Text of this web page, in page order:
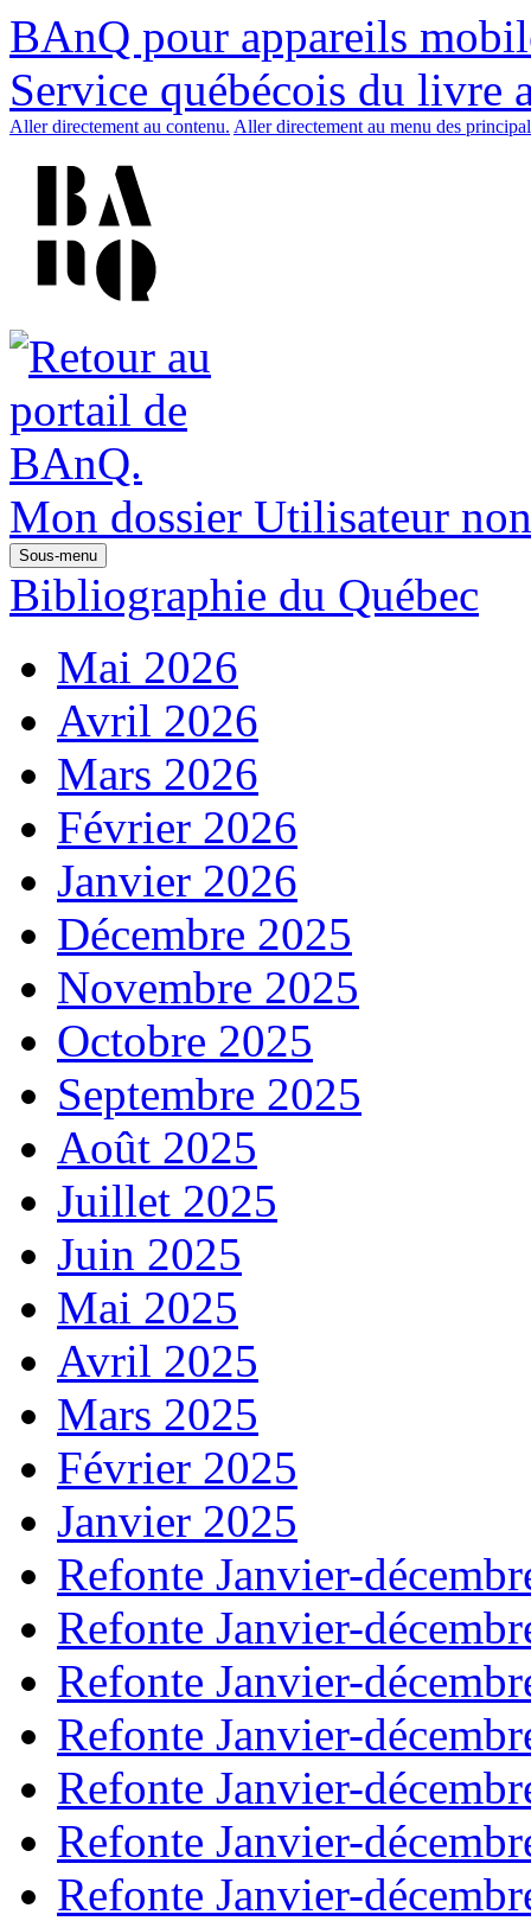
BAnQ pour appareils
Service québécois du livre
Aller directement au contenu. Aller directement au menu des
Mon dossier Utilisateur
Sous-menu
Bibliographie du Québec
Mai 2026
Avril 2026
Mars 2026
Février 2026
Janvier 2026
Décembre 2025
Novembre 2025
Octobre 2025
Septembre 2025
Août 2025
Juillet 2025
Juin 2025
Mai 2025
Avril 2025
Mars 2025
Février 2025
Janvier 2025
Refonte Janvier-
Refonte Janvier-
Refonte Janvier-
Refonte Janvier-
Refonte Janvier-
Refonte Janvier-
Refonte Janvier-